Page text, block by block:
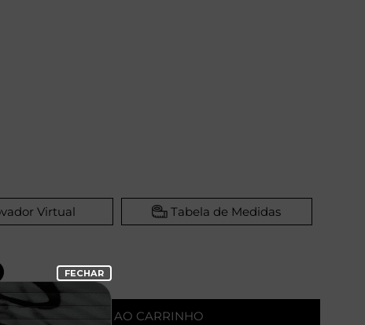
Virtual Tabela de Medidas
ADICIONAR AO CARRINHO